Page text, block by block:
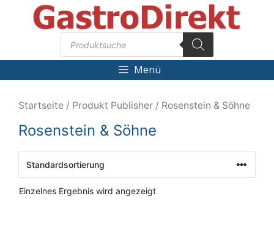
Products
search
Menü
Startseite / Produkt Publisher / Rosenstein & Söhne
Rosenstein & Söhne
Einzelnes Ergebnis wird angezeigt